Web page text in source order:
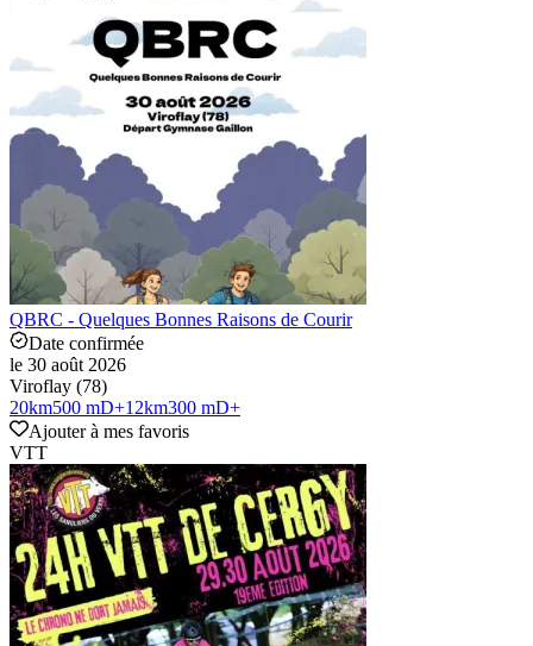
QBRC - Quelques Bonnes Raisons de Courir
Date confirmée
le 30 août 2026
Viroflay (78)
20km500 mD+12km300 mD+
Ajouter à mes favoris
VTT